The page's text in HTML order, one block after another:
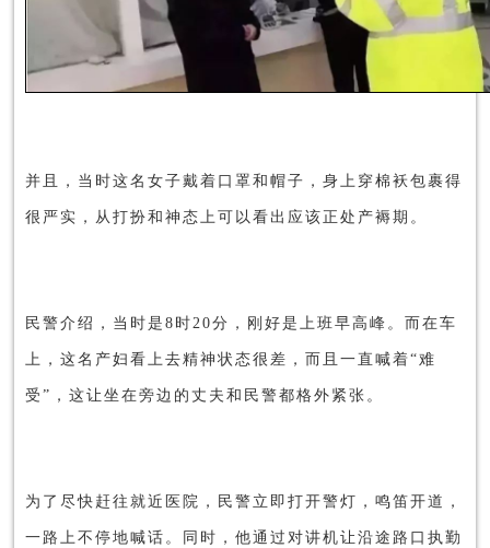
并且，当时这名女子戴着口罩和帽子，身上穿棉袄包裹得
很严实，从打扮和神态上可以看出应该正处产褥期。
民警介绍，当时是8时20分，刚好是上班早高峰。而在车
上，这名产妇看上去精神状态很差，而且一直喊着“难
受”，这让坐在旁边的丈夫和民警都格外紧张。
为了尽快赶往就近医院，民警立即打开警灯，鸣笛开道，
一路上不停地喊话。同时，他通过对讲机让沿途路口执勤